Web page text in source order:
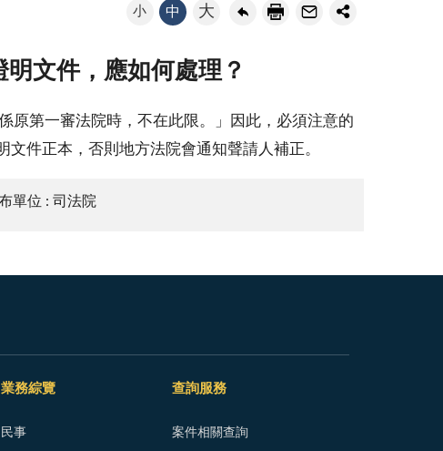
小 中 大
文件，應如何處理？
原第一審法院時，不在此限。」因此，必須注意的
件正本，否則地方法院會通知聲請人補正。
單位 : 司法院
業務綜覽
民事
查詢服務
案件相關查詢